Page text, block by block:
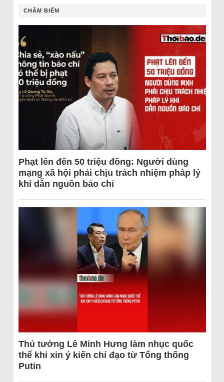
CHÂM BIẾM
Phạt lên đến 50 triệu đồng: Người dùng
mạng xã hội phải chịu trách nhiệm pháp lý
khi dẫn nguồn báo chí
Thủ tướng Lê Minh Hưng làm nhục quốc
thể khi xin ý kiến chỉ đạo từ Tổng thống
Putin